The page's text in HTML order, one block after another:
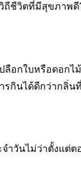
ถีชีวิตที่มีสุขภาพดี
อกใบหรือดอกไ
กินได้ดีกว่ากลิ่น
จำวันไม่ว่าตั้งแต่